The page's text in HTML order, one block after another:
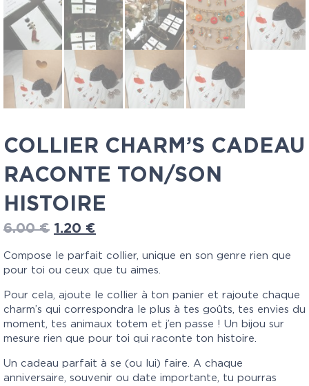
COLLIER CHARM’S CADEAU
RACONTE TON/SON
HISTOIRE
6.00€ 1.20 €
Compose le parfait collier, unique en son genre rien que
pour toi ou ceux que tu aimes.
Pour cela, ajoute le collier à ton panier et rajoute chaque
charm’s qui correspondra le plus à tes goûts, tes envies du
moment, tes animaux totem et j’en passe ! Un bijou sur
mesure rien que pour toi qui raconte ton histoire.
Un cadeau parfait à se (ou lui) faire. A chaque
anniversaire, souvenir ou date importante, tu pourras